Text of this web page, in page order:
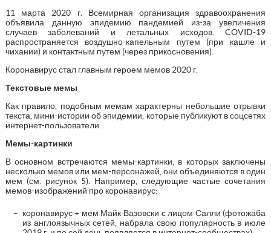
11 марта 2020 г. Всемирная организация здравоохранения
объявила данную эпидемию пандемией из-за увеличения
случаев заболеваний и летальных исходов. COVID-19
распространяется воздушно-капельным путем (при кашле и
чихании) и контактным путем (через прикосновения).
Коронавирус стал главным героем мемов 2020 г.
Текстовые мемы
Как правило, подобным мемам характерны небольшие отрывки
текста, мини-истории об эпидемии, которые публикуют в соцсетях
интернет-пользователи.
Мемы-картинки
В основном встречаются мемы-картинки, в которых заключены
несколько мемов или мем-персонажей, они объединяются в один
мем (см. рисунок 5). Например, следующие частые сочетания
мемов-изображений про коронавирус:
коронавирус + мем Майк Вазовски с лицом Салли (фотожаба
из англоязычных сетей, набрала свою популярность в июле